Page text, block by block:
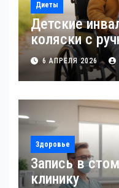
Диеты
Детские
коляски с
6 АПРЕЛЯ 2026
Здоровье
Запись в
клинику